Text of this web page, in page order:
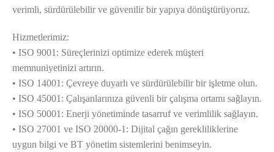
verimli, sürdürülebilir ve güvenilir bir yapıya dönüştürüyoruz.
Hizmetlerimiz:
• ISO 9001: Süreçlerinizi optimize ederek müşteri
memnuniyetinizi artırın.
• ISO 14001: Çevreye duyarlı ve sürdürülebilir bir işletme olun.
• ISO 45001: Çalışanlarınıza güvenli bir çalışma ortamı sağlayın.
• ISO 50001: Enerji yönetiminde tasarruf ve verimlilik sağlayın.
• ISO 27001 ve ISO 20000-1: Dijital çağın gerekliliklerine
uygun bilgi ve BT yönetim sistemlerini benimseyin.